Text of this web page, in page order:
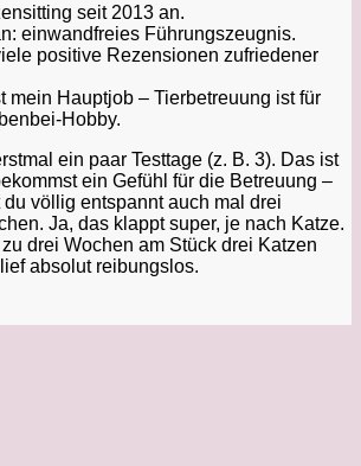
seit 2013 an.
einwandfreies Führungszeugnis.
positive Rezensionen zufriedener
mein Hauptjob – Tierbetreuung ist für
Hobby.
ein paar Testtage (z. B. 3). Das ist
ein Gefühl für die Betreuung –
völlig entspannt auch mal drei
Ja, das klappt super, je nach Katze.
drei Wochen am Stück drei Katzen
absolut reibungslos.